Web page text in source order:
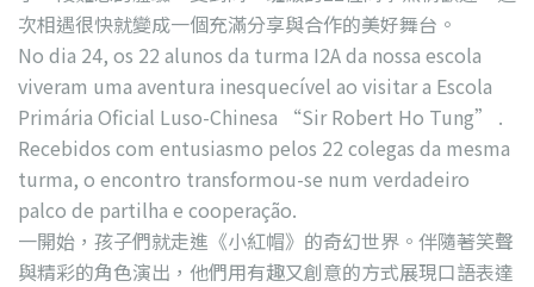
次相遇很快就變成一個充滿分享與合作的美好舞台。
No dia 24, os 22 alunos da turma I2A da nossa escola
viveram uma aventura inesquecível ao visitar a Escola
Primária Oficial Luso-Chinesa “Sir Robert Ho Tung” .
Recebidos com entusiasmo pelos 22 colegas da mesma
turma, o encontro transformou-se num verdadeiro
palco de partilha e cooperação.
一開始，孩子們就走進《小紅帽》的奇幻世界。伴隨著笑聲
與精彩的角色演出，他們用有趣又創意的方式展現口語表達